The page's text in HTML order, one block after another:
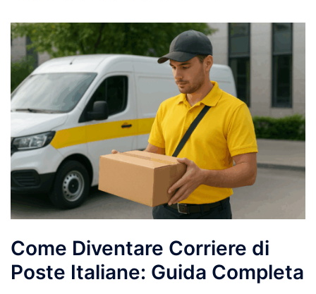
Come Diventare Corriere di
Poste Italiane: Guida Completa